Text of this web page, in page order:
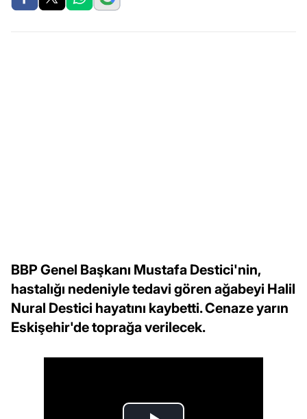
BBP Genel Başkanı Mustafa Destici'nin,
hastalığı nedeniyle tedavi gören ağabeyi Halil
Nural Destici hayatını kaybetti. Cenaze yarın
Eskişehir'de toprağa verilecek.